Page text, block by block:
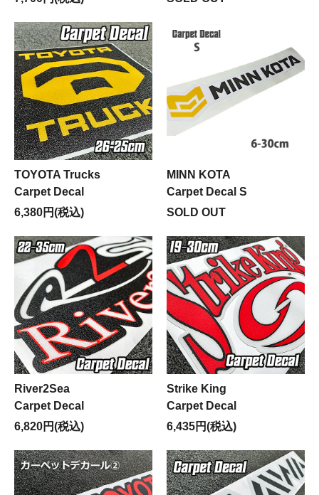
TOYOTA Trucks
Carpet Decal
6,380円(税込)
MINN KOTA
Carpet Decal S
SOLD OUT
River2Sea
Carpet Decal
6,820円(税込)
Strike King
Carpet Decal
6,435円(税込)